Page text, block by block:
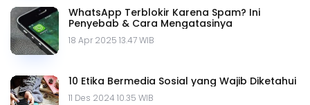
WhatsApp Terblokir Karena Spam? Ini
Penyebab & Cara Mengatasinya
18 Apr 2025 13.47 WIB
10 Etika Bermedia Sosial yang Wajib Diketahui
11 Des 2024 10.35 WIB